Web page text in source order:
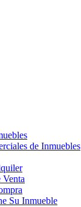
de Inmuebles
Venta
Su Inmueble